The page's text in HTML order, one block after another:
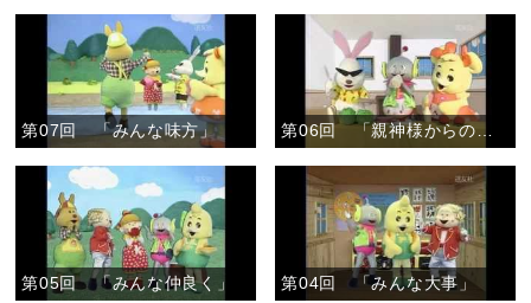
第07回 「みんな味方」 第06回 「親神様からのおあたえ」
第05回 「みんな仲良く」 第04回 「みんな大事」